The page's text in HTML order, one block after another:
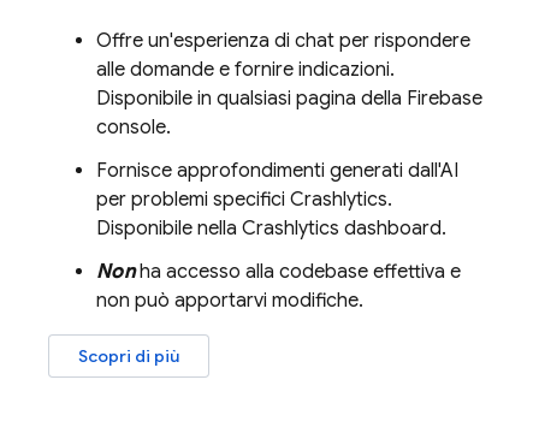
Offre un'esperienza di chat per rispondere
alle domande e fornire indicazioni.
Disponibile in qualsiasi pagina della Firebase
console.
Fornisce approfondimenti generati dall'AI
per problemi specifici Crashlytics.
Disponibile nella Crashlytics dashboard.
Nonha accesso alla codebase effettiva e
non può apportarvi modifiche.
Scopri di più